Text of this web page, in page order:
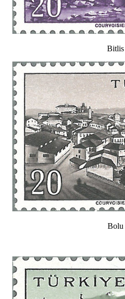
Bitlis
Bolu